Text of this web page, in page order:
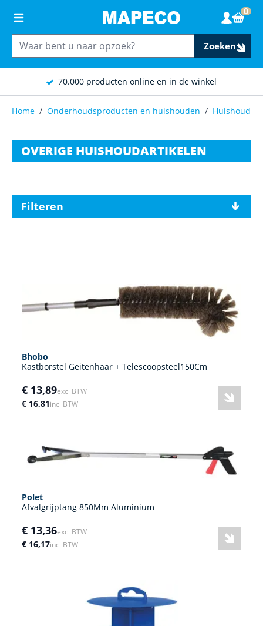
70.000 producten online en in de winkel
Zoeken
0
Home / Onderhoudsproducten en huishouden / Huishouden
OVERIGE HUISHOUDARTIKELEN
Filteren
Bhobo
Kastborstel Geitenhaar + Telescoopsteel150Cm
€ 13,89excl BTW
€ 16,81incl BTW
Polet
Afvalgrijptang 850Mm Aluminium
€ 13,36excl BTW
€ 16,17incl BTW